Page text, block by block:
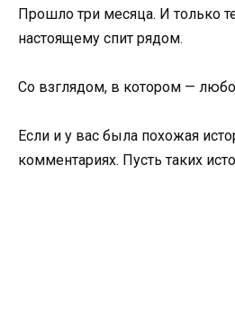
Прошло три месяца. И только
настоящему спит рядом.
Со взглядом, в котором —
Если и у вас была похожая
комментариях. Пусть таких